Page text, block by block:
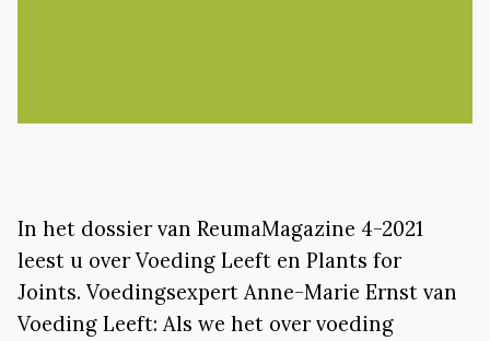
In het dossier van ReumaMagazine 4-2021
leest u over Voeding Leeft en Plants for
Joints. Voedingsexpert Anne-Marie Ernst van
Voeding Leeft: Als we het over voeding